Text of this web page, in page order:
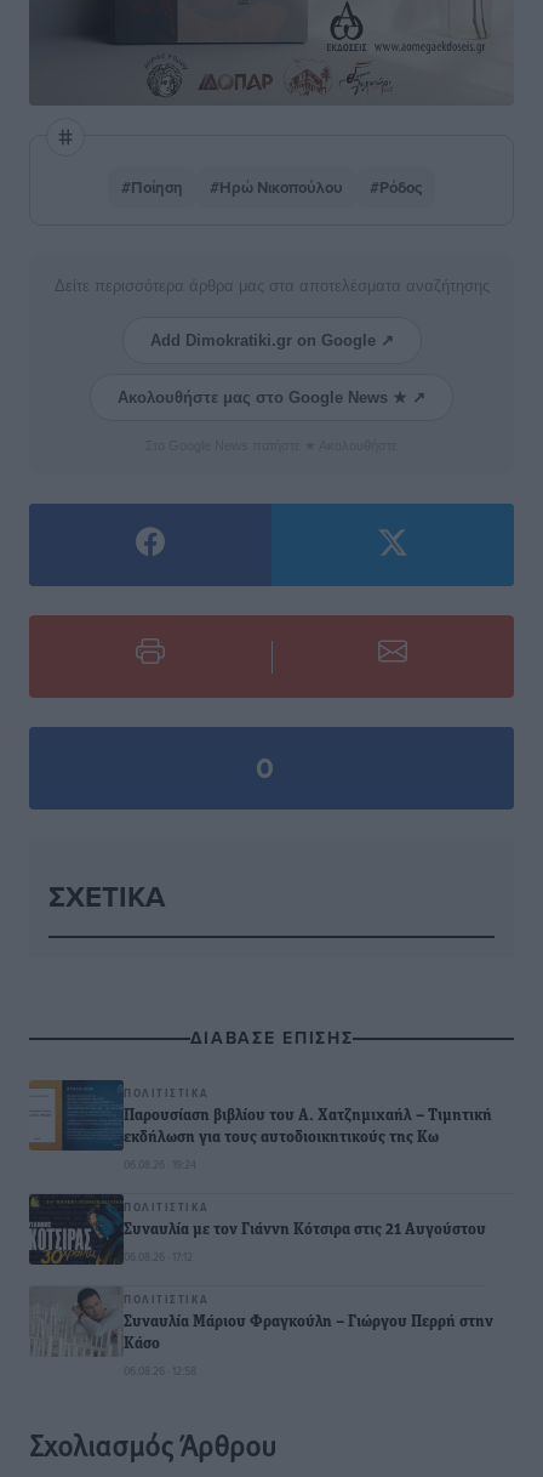
#Ποίηση #Ηρώ Νικοπούλου #Ρόδος
Δείτε περισσότερα άρθρα μας στα αποτελέσματα αναζήτησης
Add Dimokratiki.gr on Google ↗
Ακολουθήστε μας στο Google News ★ ↗
0
ΣΧΕΤΙΚΆ
ΔΙΑΒΑΣΕ ΕΠΙΣΗΣ
ΠΟΛΙΤΙΣΤΙΚΆ
Παρουσίαση βιβλίου του Α. Χατζημιχαήλ – Τιμητική
εκδήλωση για τους αυτοδιοικητικούς της Κω
06.08.26 · 19:24
ΠΟΛΙΤΙΣΤΙΚΆ
Συναυλία με τον Γιάννη Κότσιρα στις 21 Αυγούστου
06.08.26 · 17:12
ΠΟΛΙΤΙΣΤΙΚΆ
Συναυλία Μάριου Φραγκούλη – Γιώργου Περρή στην
Κάσο
06.08.26 · 12:58
Σχολιασμός Άρθρου